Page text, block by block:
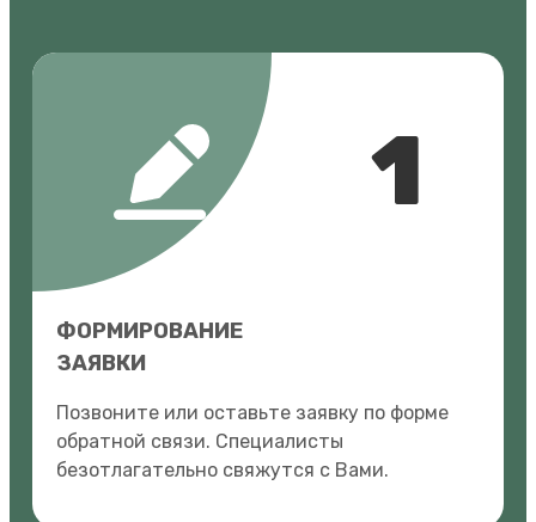
1
ФОРМИРОВАНИЕ
ЗАЯВКИ
Позвоните или оставьте заявку по форме
обратной связи. Специалисты
безотлагательно свяжутся с Вами.